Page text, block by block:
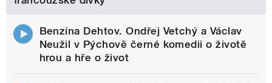
Benzína Dehtov. Ondřej Vetchý a Václav
Neužil v Pýchově černé komedii o životě
hrou a hře o život